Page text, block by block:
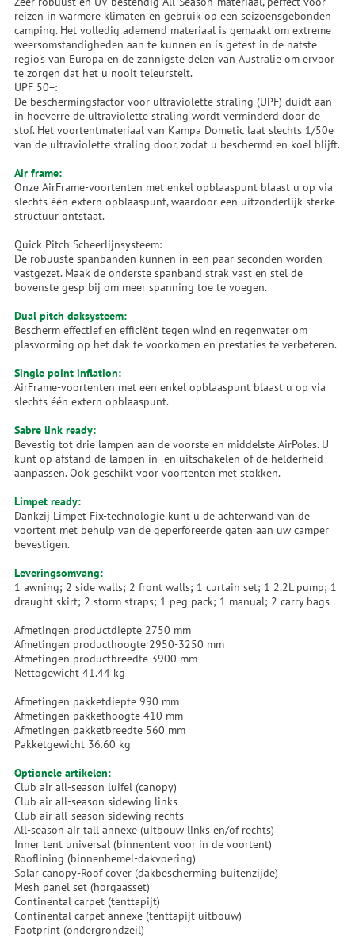
reizen in warmere klimaten en gebruik op een seizoensgebonden
camping. Het volledig ademend materiaal is gemaakt om extreme
weersomstandigheden aan te kunnen en is getest in de natste
regio's van Europa en de zonnigste delen van Australië om ervoor
te zorgen dat het u nooit teleurstelt.
UPF 50+:
De beschermingsfactor voor ultraviolette straling (UPF) duidt aan
in hoeverre de ultraviolette straling wordt verminderd door de
stof. Het voortentmateriaal van Kampa Dometic laat slechts 1/50e
van de ultraviolette straling door, zodat u beschermd en koel blijft.
Air frame:
Onze AirFrame-voortenten met enkel opblaaspunt blaast u op via
slechts één extern opblaaspunt, waardoor een uitzonderlijk sterke
structuur ontstaat.
Quick Pitch Scheerlijnsysteem:
De robuuste spanbanden kunnen in een paar seconden worden
vastgezet. Maak de onderste spanband strak vast en stel de
bovenste gesp bij om meer spanning toe te voegen.
Dual pitch daksysteem:
Bescherm effectief en efficiënt tegen wind en regenwater om
plasvorming op het dak te voorkomen en prestaties te verbeteren.
Single point inflation:
AirFrame-voortenten met een enkel opblaaspunt blaast u op via
slechts één extern opblaaspunt.
Sabre link ready:
Bevestig tot drie lampen aan de voorste en middelste AirPoles. U
kunt op afstand de lampen in- en uitschakelen of de helderheid
aanpassen. Ook geschikt voor voortenten met stokken.
Limpet ready:
Dankzij Limpet Fix-technologie kunt u de achterwand van de
voortent met behulp van de geperforeerde gaten aan uw camper
bevestigen.
Leveringsomvang:
1 awning; 2 side walls; 2 front walls; 1 curtain set; 1 2.2L pump; 1
draught skirt; 2 storm straps; 1 peg pack; 1 manual; 2 carry bags
Afmetingen productdiepte 2750 mm
Afmetingen producthoogte 2950-3250 mm
Afmetingen productbreedte 3900 mm
Nettogewicht 41.44 kg
Afmetingen pakketdiepte 990 mm
Afmetingen pakkethoogte 410 mm
Afmetingen pakketbreedte 560 mm
Pakketgewicht 36.60 kg
Optionele artikelen:
Club air all-season luifel (canopy)
Club air all-season sidewing links
Club air all-season sidewing rechts
All-season air tall annexe (uitbouw links en/of rechts)
Inner tent universal (binnentent voor in de voortent)
Rooflining (binnenhemel-dakvoering)
Solar canopy-Roof cover (dakbescherming buitenzijde)
Mesh panel set (horgaasset)
Continental carpet (tenttapijt)
Continental carpet annexe (tenttapijt uitbouw)
Footprint (ondergrondzeil)